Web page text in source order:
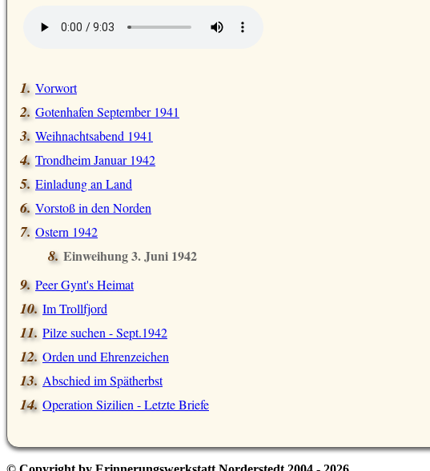
Vorwort
Gotenhafen September 1941
Weihnachtsabend 1941
Trondheim Januar 1942
Einladung an Land
Vorstoß in den Norden
Ostern 1942
Einweihung 3. Juni 1942
Peer Gynt's Heimat
Im Trollfjord
Pilze suchen - Sept.1942
Orden und Ehrenzeichen
Abschied im Spätherbst
Operation Sizilien - Letzte Briefe